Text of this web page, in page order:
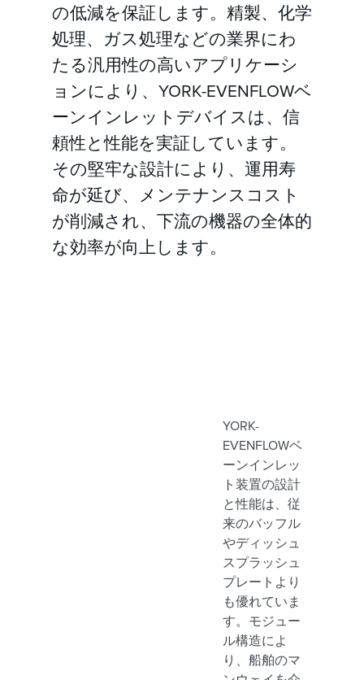
の低減を保証します。精製、化学
処理、ガス処理などの業界にわ
たる汎用性の高いアプリケーシ
ョンにより、YORK-EVENFLOWベ
ーンインレットデバイスは、信
頼性と性能を実証しています。
その堅牢な設計により、運用寿
命が延び、メンテナンスコスト
が削減され、下流の機器の全体的
な効率が向上します。
YORK-
EVENFLOWベ
ーンインレッ
ト装置の設計
と性能は、従
来のバッフル
やディッシュ
スプラッシュ
プレートより
も優れていま
す。モジュー
ル構造によ
り、船舶のマ